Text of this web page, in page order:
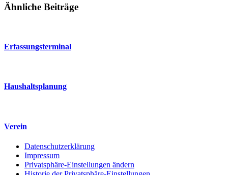
Ähnliche Beiträge
Erfassungsterminal
Haushaltsplanung
Verein
Datenschutzerklärung
Impressum
Privatsphäre-Einstellungen ändern